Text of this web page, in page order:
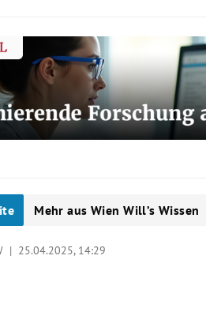
Mehr aus Wien Will’s Wissen
| 25.04.2025, 14:29